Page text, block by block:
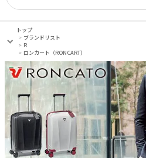
トップ
ブランドリスト
R
ロンカート（RONCART）